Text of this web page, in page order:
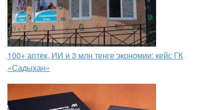
100+ аптек, ИИ и 3 млн тенге экономии: кейс ГК
«Садыхан»